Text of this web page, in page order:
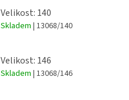
Velikost: 140
Skladem | 13068/140
Velikost: 146
Skladem | 13068/146